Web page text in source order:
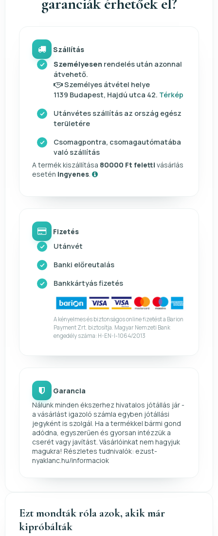
Szállítás
Személyesen rendelés után azonnal
átvehető.
Személyes átvétel helye
1139 Budapest, Hajdú utca 42. Térkép
Utánvétes szállítás az ország egész
területére
Csomagpontra, csomagautómatába
való szállítás
A termék kiszállítása 80000 Ft feletti vásárlás
esetén ingyenes
Fizetés
Utánvét
Banki előreutalás
Bankkártyás fizetés
A kényelmes és biztonságos online fizetést a Barion
Payment Zrt. biztosítja. Magyar Nemzeti Bank
engedély száma: H-EN-I-1064/2013
Garancia
Nálunk minden ékszerhez hivatalos jótállás jár -
a vásárlást igazoló számla egyben jótállási
jegyként is szolgál. Ha a termékkel bármi gond
adódna, egyszerűen és gyorsan intézzük a
cserét vagy javítást. Vásárlóinkat nem hagyjuk
magukra! Részletes tudnivalók: ezust-
nyaklanc.hu/informaciok
Ezt mondták róla azok, akik már
kipróbálták